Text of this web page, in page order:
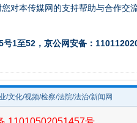
对本传媒网的支持帮助与合作交流
1至52，京公网安备：
/文化/视频/检察/法院/法治/新闻网